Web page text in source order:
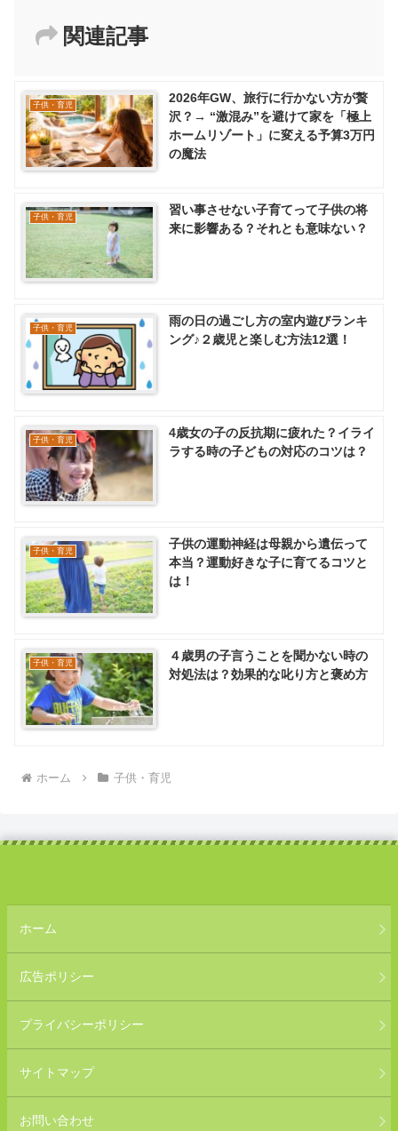
関連記事
子供・育児
2026年GW、旅行に行かない方が贅
沢？→ “激混み”を避けて家を「極上
ホームリゾート」に変える予算3万円
の魔法
子供・育児
習い事させない子育てって子供の将
来に影響ある？それとも意味ない？
子供・育児
雨の日の過ごし方の室内遊びランキ
ング♪２歳児と楽しむ方法12選！
子供・育児
4歳女の子の反抗期に疲れた？イライ
ラする時の子どもの対応のコツは？
子供・育児
子供の運動神経は母親から遺伝って
本当？運動好きな子に育てるコツと
は！
子供・育児
４歳男の子言うことを聞かない時の
対処法は？効果的な叱り方と褒め方
ホーム 子供・育児
ホーム
広告ポリシー
プライバシーポリシー
サイトマップ
お問い合わせ